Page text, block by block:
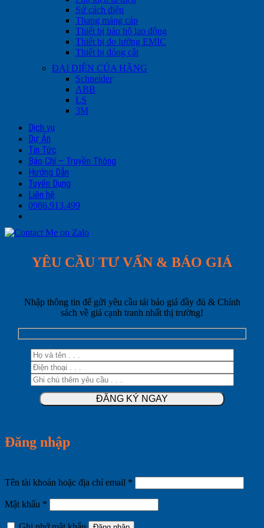
Sứ cách điện
Thang máng cáp
Thiết bị bảo hộ lao động
Thiết bị đo lường EMIC
Thiết bị đóng cắt
ĐẠI DIỆN CỦA HÃNG
Schneider
ABB
LS
3M
Dịch vụ
Dự Án
Tin Tức
Báo Chí – Truyền Thông
Hướng Dẫn
Tuyển Dụng
Liên hệ
0986.913.499
YÊU CẦU TƯ VẤN & BÁO GIÁ
Nhập thông tin để gửi yêu cầu tải báo giá đầy đủ & Chính
sách về giá cạnh tranh nhất thị trường!
Đăng nhập
Tên tài khoản hoặc địa chỉ email *
buộc
Mật khẩu *
buộc